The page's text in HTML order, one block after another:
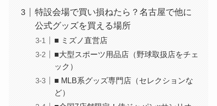
特設会場で買い損ねたら？名古屋で他に
公式グッズを買える場所
■ ミズノ直営店
■大型スポーツ用品店（野球取扱店をチェ
ック）
■ MLB系グッズ専門店（セレクションな
ど）